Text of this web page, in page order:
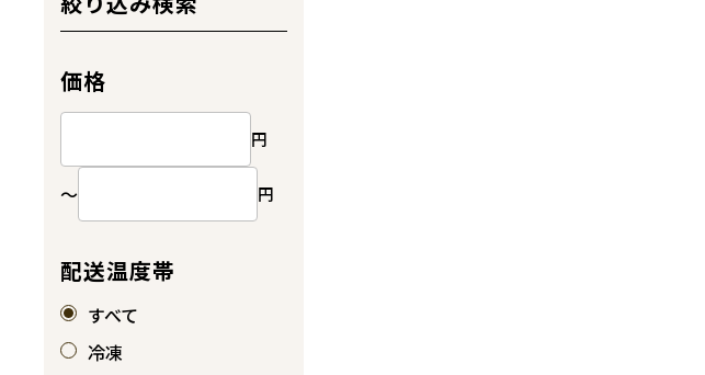
価格
円
～ 円
配送温度帯
すべて
冷凍